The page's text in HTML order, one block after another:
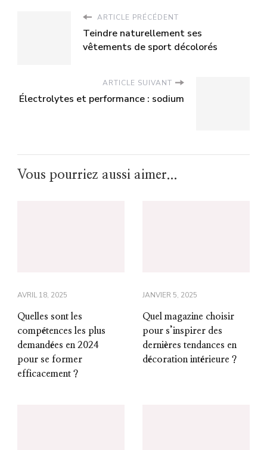
ARTICLE PRÉCÉDENT
Teindre naturellement ses
vêtements de sport décolorés
ARTICLE SUIVANT
Électrolytes et performance : sodium
Vous pourriez aussi aimer...
AVRIL 18, 2025
Quelles sont les
compétences les plus
demandées en 2024
pour se former
efficacement ?
JANVIER 5, 2025
Quel magazine choisir
pour s’inspirer des
dernières tendances en
décoration intérieure ?